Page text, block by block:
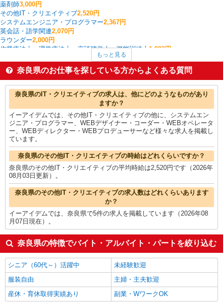
薬剤師3,000円
その他IT・クリエイティブ2,520円
システムエンジニア・プログラマー2,367円
英会話・語学関連2,070円
ラウンダー2,000円
作業療法士・理学療法士・言語聴覚士・視能訓練士 1,983円
看護師・保健師・看護助手・助産師 1,673円
コールセンター1,563円
送迎ドライバー 1,510円
介護職・ヘルパー1,477円
奈良県の他の職種の平均時給を見る
もっと見る
奈良県のお仕事を探している方からよくある質問
奈良県のIT・クリエイティブの求人は、他にどのようなものがあり
ますか？
イーアイデムでは、その他IT・クリエイティブの他に、システムエン
ジニア・プログラマー、WEBデザイナー・コーダー・WEBオペレータ
ー、WEBディレクター・WEBプロデューサーなど様々な求人を掲載し
ています。
奈良県のその他IT・クリエイティブの時給はどれくらいですか？
奈良県のその他IT・クリエイティブの平均時給は2,520円です（2026年
08月03日更新）。
奈良県のその他IT・クリエイティブの求人数はどれくらいあります
か？
イーアイデムでは、奈良県で5件の求人を掲載しています（2026年08
月07日現在）。
奈良県の特徴でバイト・アルバイト・パートを絞り込む
シニア（60代～）活躍中
未経験歓迎
服装自由
主婦・主夫歓迎
産休・育休取得実績あり
副業・WワークOK